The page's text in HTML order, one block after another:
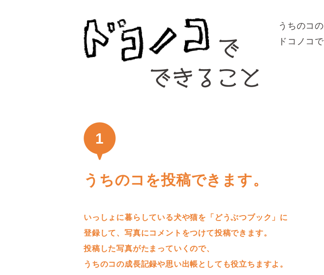
うちのコ
ドコノコ
1
うちのコを投稿できます。
いっしょに暮らしている犬や猫を「どうぶつブック」に
登録して、写真にコメントをつけて投稿できます。
投稿した写真がたまっていくので、
うちのコの成長記録や思い出帳としても役立ちますよ。